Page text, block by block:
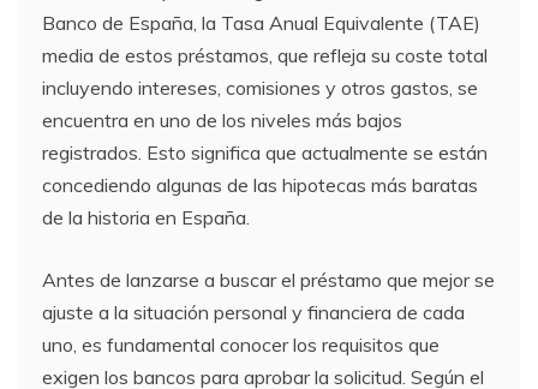
Banco de España, la Tasa Anual Equivalente (TAE)
media de estos préstamos, que refleja su coste total
incluyendo intereses, comisiones y otros gastos, se
encuentra en uno de los niveles más bajos
registrados. Esto significa que actualmente se están
concediendo algunas de las hipotecas más baratas
de la historia en España.
Antes de lanzarse a buscar el préstamo que mejor se
ajuste a la situación personal y financiera de cada
uno, es fundamental conocer los requisitos que
exigen los bancos para aprobar la solicitud. Según el